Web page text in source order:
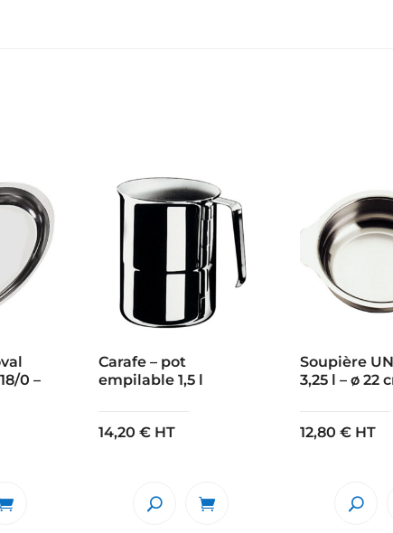
0 –
Carafe – pot
empilable 1,5 l
14,20 € HT
Soupière
3,25 l – ø 22
12,80 € HT